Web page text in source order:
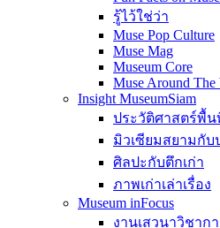
รู้ไว้ใช่ว่า
Muse Pop Culture
Muse Mag
Museum Core
Muse Around The
Insight MuseumSiam
ประวัติศาสตร์พื้น
มิวเซียมสยามกั
ศิลปะกับตึกเก่า
ภาพเก่าเล่าเรื่อง
Museum inFocus
งานเสวนาวิชากา